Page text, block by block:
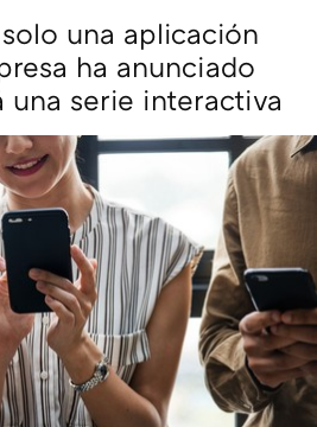
una aplicación
ha anunciado
una serie interactiva